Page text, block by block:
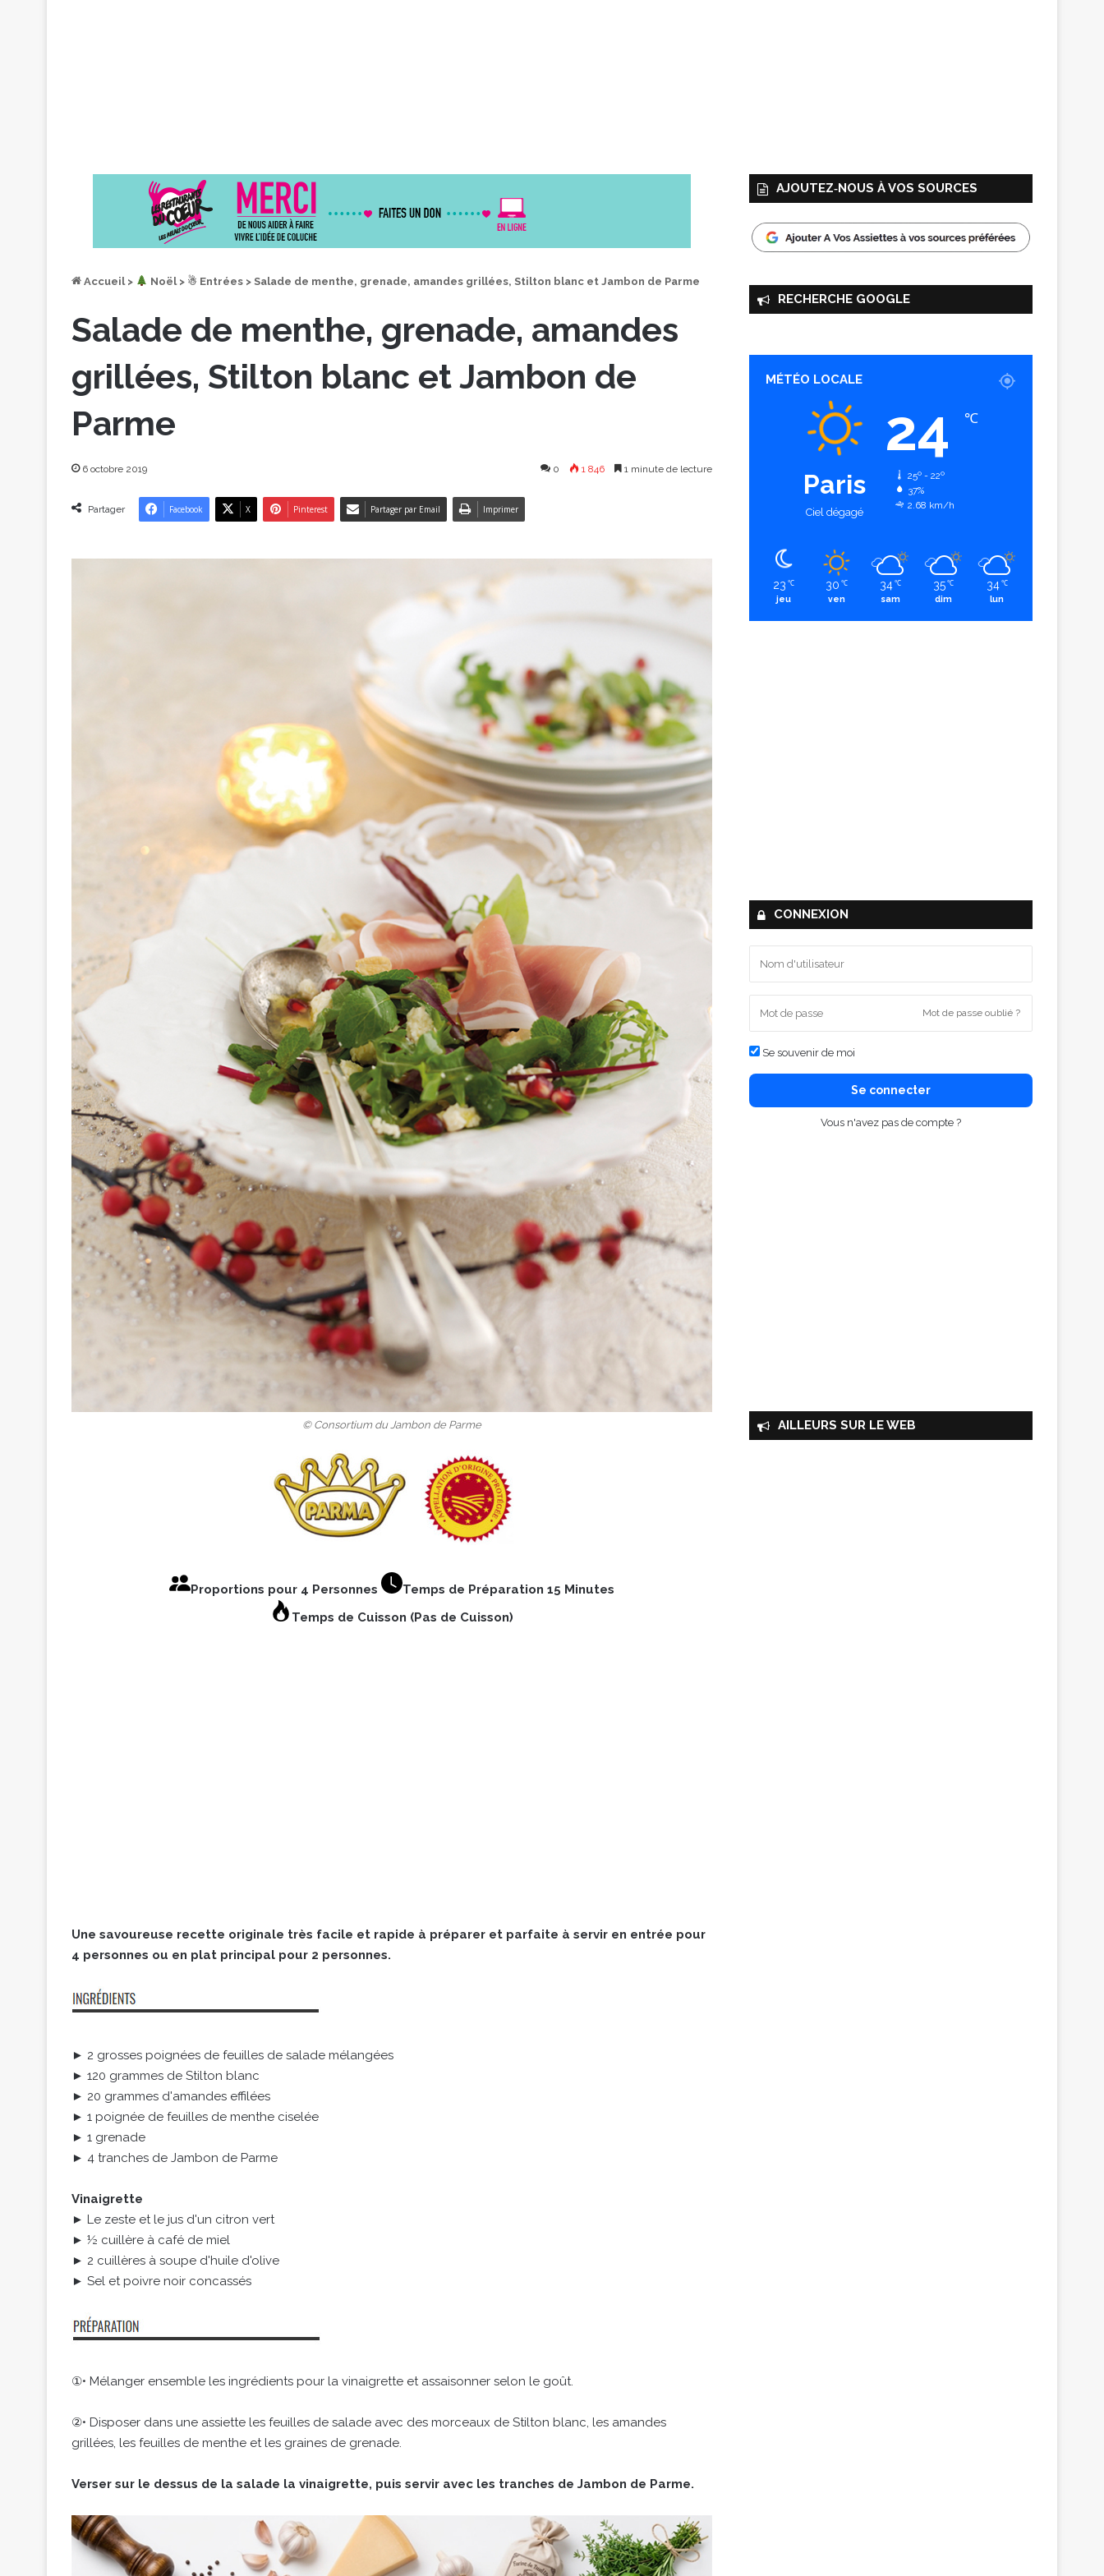
Accueil > ︎ Noël > ☃ Entrées > Salade de menthe, grenade, amandes grillées, Stilton blanc et Jambon de Parme
Salade de menthe, grenade, amandes
grillées, Stilton blanc et Jambon de
Parme
6 octobre 2019 0 1 846 1 minute de lecture
Partager Facebook X Pinterest Partager par Email Imprimer
© Consortium du Jambon de Parme
Proportions pour 4 Personnes
Temps de Préparation 15 Minutes
Temps de Cuisson (Pas de Cuisson)
Une savoureuse recette originale très facile et rapide à préparer et parfaite à servir en entrée pour
4 personnes ou en plat principal pour 2 personnes.
► 2 grosses poignées de feuilles de salade mélangées
► 120 grammes de Stilton blanc
► 20 grammes d'amandes effilées
► 1 poignée de feuilles de menthe ciselée
► 1 grenade
► 4 tranches de Jambon de Parme
Vinaigrette
► Le zeste et le jus d'un citron vert
► ½ cuillère à café de miel
► 2 cuillères à soupe d'huile d'olive
► Sel et poivre noir concassés
①• Mélanger ensemble les ingrédients pour la vinaigrette et assaisonner selon le goût.
②• Disposer dans une assiette les feuilles de salade avec des morceaux de Stilton blanc, les amandes
grillées, les feuilles de menthe et les graines de grenade.
Verser sur le dessus de la salade la vinaigrette, puis servir avec les tranches de Jambon de Parme.
AJOUTEZ‑NOUS À VOS SOURCES
RECHERCHE GOOGLE
MÉTÉO LOCALE
Paris
Ciel dégagé
24 ℃
25º - 22º
37%
2.68 km/h
23 ℃
jeu
30 ℃
ven
34 ℃
sam
35 ℃
dim
34 ℃
lun
CONNEXION
Mot de passe oublié ?
Se souvenir de moi
Se connecter
Vous n'avez pas de compte ?
AILLEURS SUR LE WEB